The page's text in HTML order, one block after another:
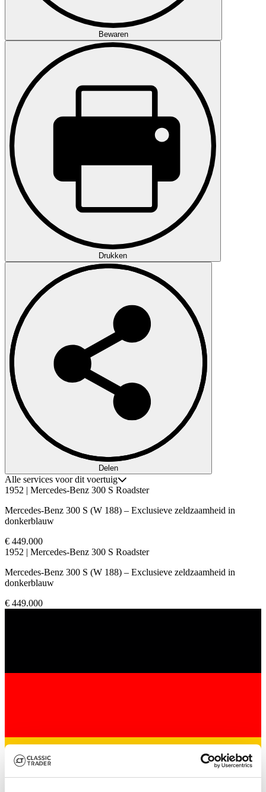
Bewaren
Drukken
Delen
Alle services voor dit voertuig
1952 | Mercedes-Benz 300 S Roadster
Mercedes-Benz 300 S (W 188) – Exclusieve zeldzaamheid in
donkerblauw
€ 449.000
1952 | Mercedes-Benz 300 S Roadster
Mercedes-Benz 300 S (W 188) – Exclusieve zeldzaamheid in
donkerblauw
€ 449.000